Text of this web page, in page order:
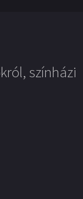
színházi